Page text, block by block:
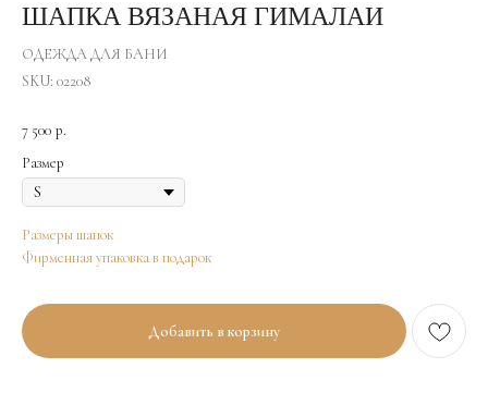
ШАПКА ВЯЗАНАЯ ГИМАЛАИ
ОДЕЖДА ДЛЯ БАНИ
SKU: 02208
7 500 р.
Размер
Размеры шапок
Фирменная упаковка в подарок
Добавить в корзину